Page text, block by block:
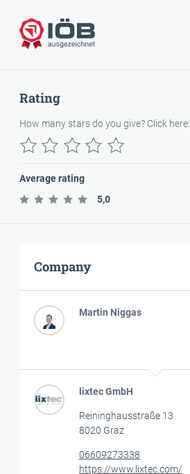
Awarded
Rating
How many stars do you give? Click here:
Average rating
5,0
Company
Martin Niggas
lixtec GmbH
Reininghausstraße 13
8020 Graz
06609273338
https://www.lixtec.com/